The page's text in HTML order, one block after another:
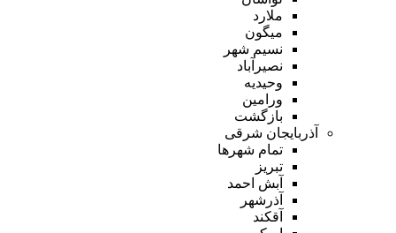
ملارد
میگون
نسیم شهر
نصیرآباد
وحیدیه
ورامین
بازگشت
آذربایجان شرقی
تمام شهر‌ها
تبریز
آبش احمد
آذرشهر
آقکند